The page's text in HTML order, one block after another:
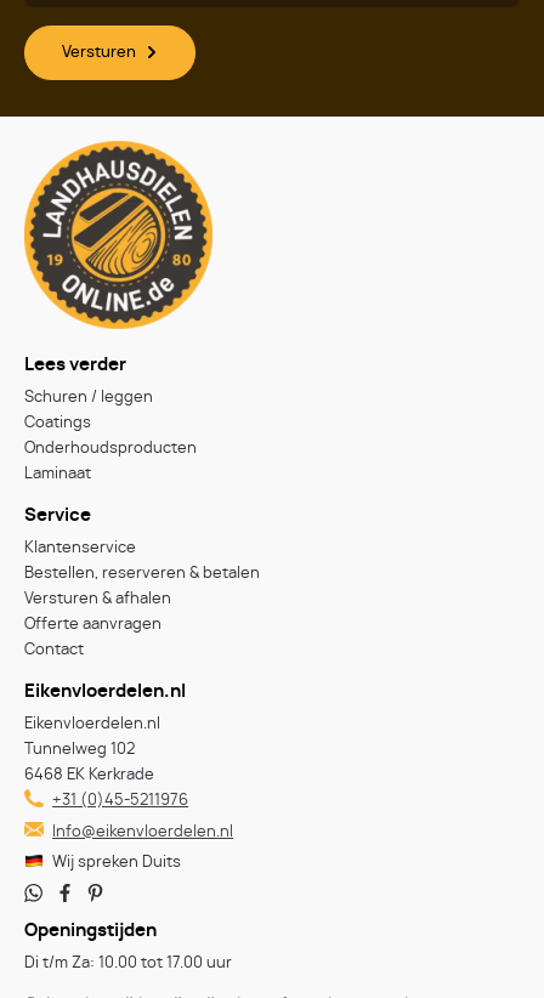
Versturen
Lees verder
Schuren / leggen
Coatings
Onderhoudsproducten
Laminaat
Service
Klantenservice
Bestellen, reserveren & betalen
Versturen & afhalen
Offerte aanvragen
Contact
Eikenvloerdelen.nl
Eikenvloerdelen.nl
Tunnelweg 102
6468 EK Kerkrade
+31 (0)45-5211976
Info@eikenvloerdelen.nl
Wij spreken Duits
Openingstijden
Di t/m Za: 10.00 tot 17.00 uur